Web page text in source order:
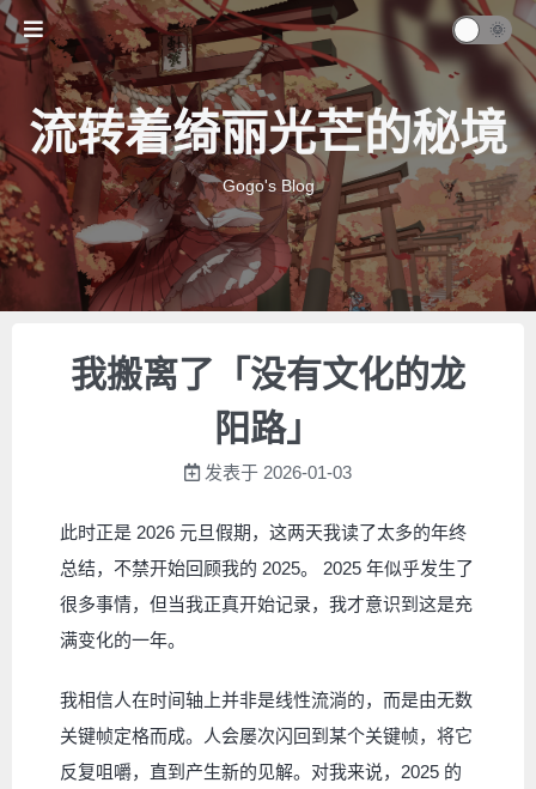
流转着绮丽光芒的秘境
Gogo's Blog
我搬离了「没有文化的龙
阳路」
发表于 2026-01-03
此时正是 2026 元旦假期，这两天我读了太多的年终
总结，不禁开始回顾我的 2025。 2025 年似乎发生了
很多事情，但当我正真开始记录，我才意识到这是充
满变化的一年。
我相信人在时间轴上并非是线性流淌的，而是由无数
关键帧定格而成。人会屡次闪回到某个关键帧，将它
反复咀嚼，直到产生新的见解。对我来说，2025 的